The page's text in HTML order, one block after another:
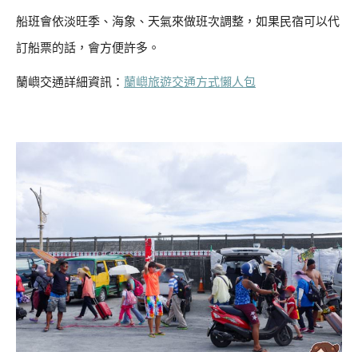
船班會依淡旺季、海象、天氣來做班次調整，如果民宿可以代
訂船票的話，會方便許多。
蘭嶼交通詳細資訊： 蘭嶼旅遊交通方式懶人包